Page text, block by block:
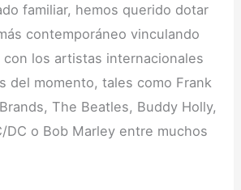
familiar, hemos querido dotar
contemporáneo vinculando
con los artistas internacionales
del momento, tales como Frank
The Beatles, Buddy Holly,
DC o Bob Marley entre muchos